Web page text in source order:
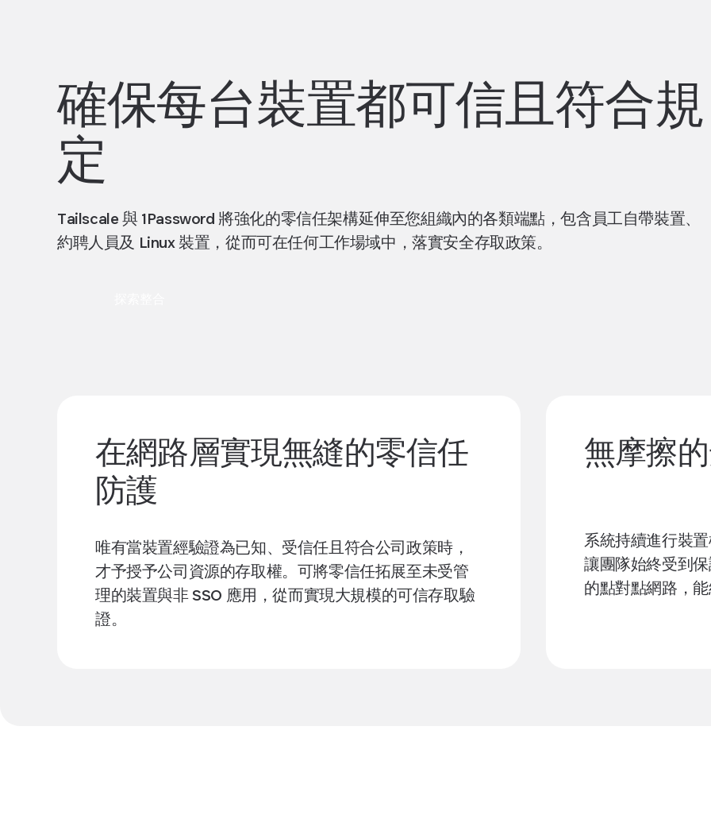
確保每台裝置都可信且符合規
定
Tailscale 與 1Password 將強化的零信任架構延伸至您組織內的各類端點，包含員工自帶裝置、
約聘人員及 Linux 裝置，從而可在任何工作場域中，落實安全存取政策。
在網路層實現無縫的零信任
防護
唯有當裝置經驗證為已知、受信任且符合公司政策時，
才予授予公司資源的存取權。可將零信任拓展至未受管
理的裝置與非 SSO 應用，從而實現大規模的可信存取驗
證。
無摩擦
系統持續進行裝
讓團隊始終受到
的點對點網路，